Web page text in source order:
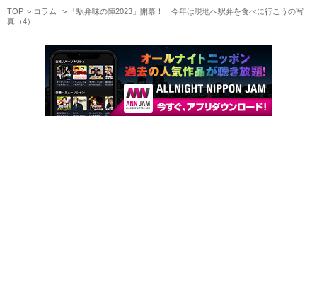
TOP コラム
「駅弁味の陣2023」開幕！ 今年は現地へ駅弁を食べに行こうの写
真（4）